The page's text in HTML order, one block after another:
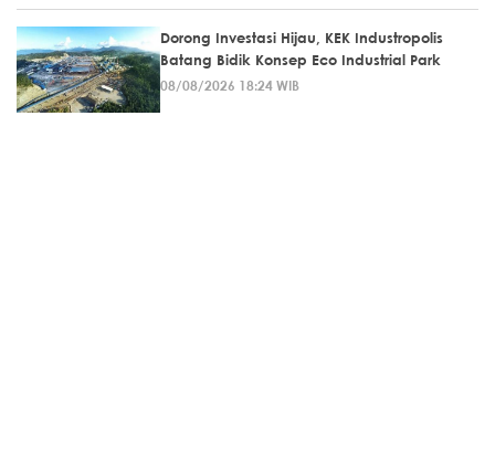
Dorong Investasi Hijau, KEK Industropolis
Batang Bidik Konsep Eco Industrial Park
08/08/2026 18:24 WIB